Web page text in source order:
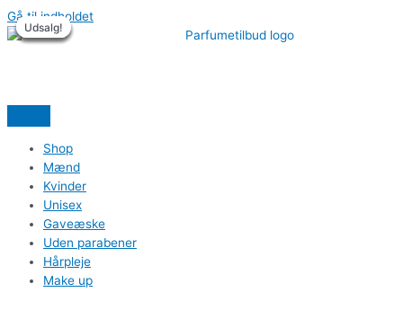
Gå til indholdet
Shop
Mænd
Kvinder
Unisex
Gaveæske
Uden parabener
Hårpleje
Make up
Udsalg!
Udsalg!
Udsalg!
Udsalg!
Udsalg!
Udsalg!